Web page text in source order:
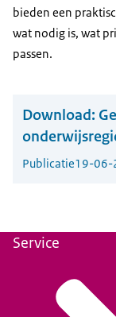
bieden een
wat nodig is, wat
passen.
Download:
Publicatie19-06-
Service